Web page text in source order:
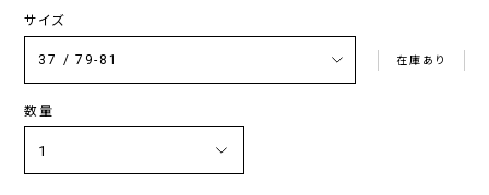
サイズ
在庫あり
数量